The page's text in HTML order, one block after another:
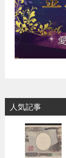
人気記事